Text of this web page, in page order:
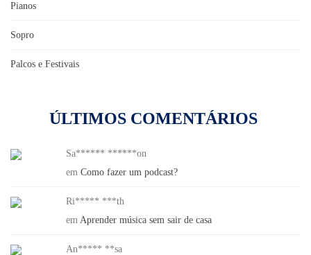
Pianos
Sopro
Palcos e Festivais
ÚLTIMOS COMENTÁRIOS
Sa****** ******on
em Como fazer um podcast?
Ri***** ***th
em Aprender música sem sair de casa
An***** **sa